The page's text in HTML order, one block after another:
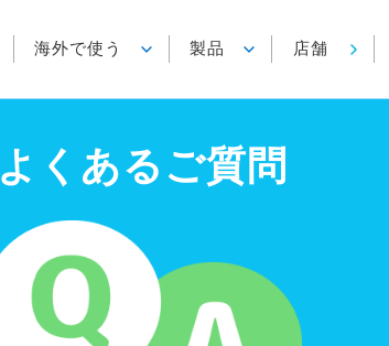
海外で使う 製品 店舗
よくあるご質問